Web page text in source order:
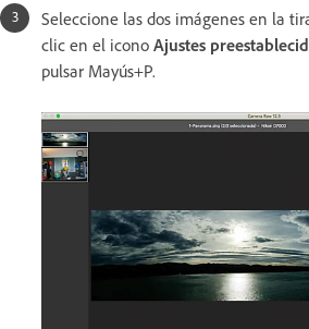
Seleccione las dos imágenes en la
clic en el icono Ajustes
pulsar Mayús+P.